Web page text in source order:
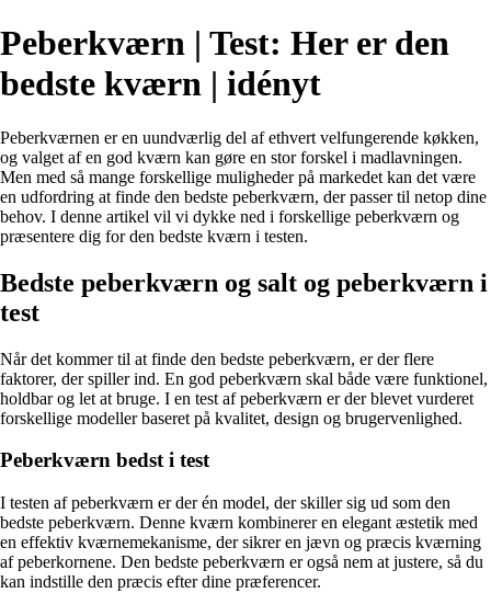
Peberkværn | Test: Her er den
bedste kværn | idényt
Peberkværnen er en uundværlig del af ethvert velfungerende køkken,
og valget af en god kværn kan gøre en stor forskel i madlavningen.
Men med så mange forskellige muligheder på markedet kan det være
en udfordring at finde den bedste peberkværn, der passer til netop dine
behov. I denne artikel vil vi dykke ned i forskellige peberkværn og
præsentere dig for den bedste kværn i testen.
Bedste peberkværn og salt og peberkværn i
test
Når det kommer til at finde den bedste peberkværn, er der flere
faktorer, der spiller ind. En god peberkværn skal både være funktionel,
holdbar og let at bruge. I en test af peberkværn er der blevet vurderet
forskellige modeller baseret på kvalitet, design og brugervenlighed.
Peberkværn bedst i test
I testen af peberkværn er der én model, der skiller sig ud som den
bedste peberkværn. Denne kværn kombinerer en elegant æstetik med
en effektiv kværnemekanisme, der sikrer en jævn og præcis kværning
af peberkornene. Den bedste peberkværn er også nem at justere, så du
kan indstille den præcis efter dine præferencer.